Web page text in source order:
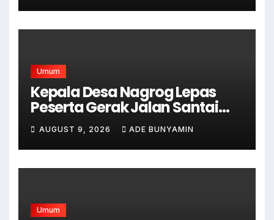
Umum
Kepala Desa Nagrog Lepas
Peserta Gerak Jalan Santai
dalam Rangka HUT RI ke-81
AUGUST 9, 2026 ADE BUNYAMIN
Umum